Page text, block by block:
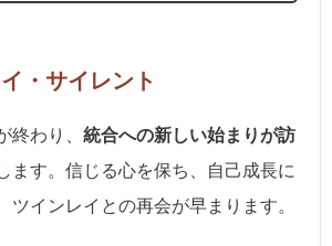
・サイレント
終わり、 統合への新しい始まりが訪
ます。信じる心を保ち、自己成長に
ツインレイとの再会が早まります。